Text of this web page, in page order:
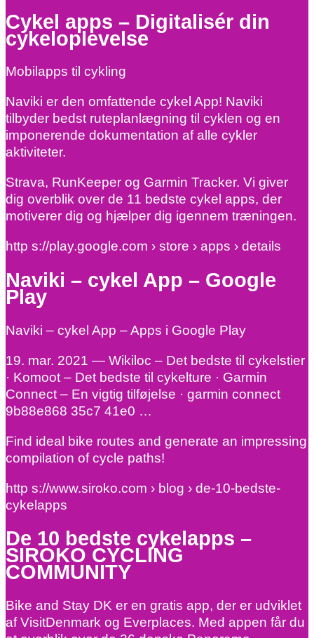
Cykel apps – Digitalisér din
cykeloplevelse
Mobilapps til cykling
Naviki er den omfattende cykel App! Naviki
tilbyder bedst ruteplanlægning til cyklen og en
imponerende dokumentation af alle cykler
aktiviteter.
Strava, RunKeeper og Garmin Tracker. Vi giver
dig overblik over de 11 bedste cykel apps, der
motiverer dig og hjælper dig igennem træningen.
http s://play.google.com › store › apps › details
Naviki – cykel App – Google
Play
Naviki – cykel App – Apps i Google Play
19. mar. 2021 — Wikiloc – Det bedste til cykelstier
· Komoot – Det bedste til cykelture · Garmin
Connect – En vigtig tilføjelse · garmin connect
9b88e868 35c7 41e0 …
Find ideal bike routes and generate an impressing
compilation of cycle paths!
http s://www.siroko.com › blog › de-10-bedste-
cykelapps
De 10 bedste cykelapps –
SIROKO CYCLING
COMMUNITY
Bike and Stay DK er en gratis app, der er udviklet
af VisitDenmark og Everplaces. Med appen får du